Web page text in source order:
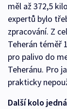
měl až 372,5
expertů bylo
zpracování. Z
Teherán téměř
pro palivo do
Teheránu. Pro
prakticky
Další kolo